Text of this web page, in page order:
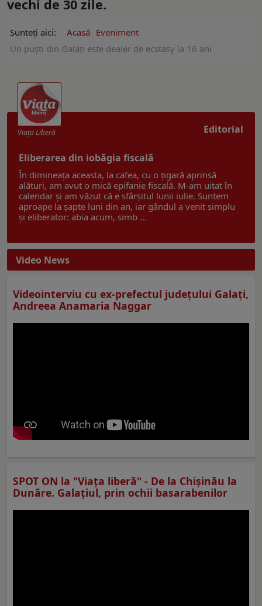
vechi de 30 zile.
Sunteți aici: Acasă Eveniment
Un puști din Galați este dealer de ecstasy la 16 ani
Editorial
Viaţa Liberă
Eliberarea din iobăgia fiscală
În dimineața aceasta, la cafea, cu o țigară aprinsă
alături, am avut o mică epifanie fiscală. M-am uitat în
calendar și am văzut că e sfârșitul lunii iulie. Suntem
aproape la șapte luni din an, iar gândul a venit simplu
și eliberator: abia acum, simb ...
Video News
Videointerviu cu ex-prefectul judeţului Galaţi,
Andreea Anamaria Naggar
SPOT ON la "Viaţa liberă" - De la Chișinău la
Dunăre. Galațiul, prin ochii basarabenilor